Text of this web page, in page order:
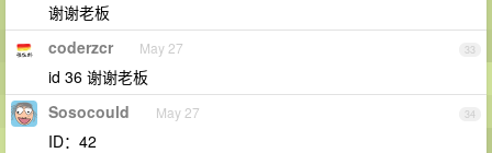
谢谢老板
33
coderzcr May 27
id 36 谢谢老板
34
Sosocould May 27
ID：42